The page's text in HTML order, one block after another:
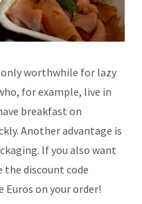
worthwhile for lazy
for example, live in
breakfast on
Another advantage is
If you also want
the discount code
Euros on your order!